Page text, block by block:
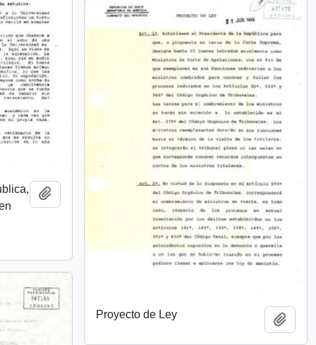
Añadir al portapapeles
Proyecto de Ley